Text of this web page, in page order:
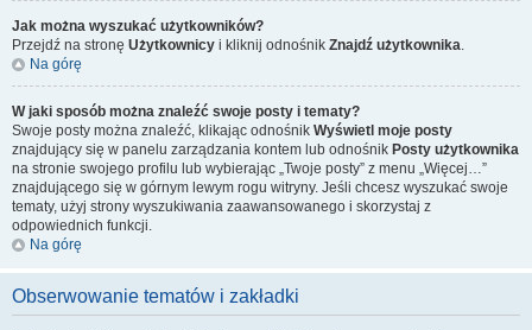
Jak można wyszukać użytkowników?
Przejdź na stronę Użytkownicy i kliknij odnośnik Znajdź użytkownika.
Na górę
W jaki sposób można znaleźć swoje posty i tematy?
Swoje posty można znaleźć, klikając odnośnik Wyświetl moje posty
znajdujący się w panelu zarządzania kontem lub odnośnik Posty użytkownika
na stronie swojego profilu lub wybierając „Twoje posty” z menu „Więcej…”
znajdującego się w górnym lewym rogu witryny. Jeśli chcesz wyszukać swoje
tematy, użyj strony wyszukiwania zaawansowanego i skorzystaj z
odpowiednich funkcji.
Na górę
Obserwowanie tematów i zakładki